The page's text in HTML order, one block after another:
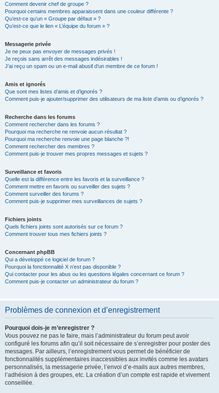
Comment devenir chef de groupe ?
Pourquoi certains membres apparaissent dans une couleur différente ?
Qu’est-ce qu’un « Groupe par défaut » ?
Qu’est-ce que le lien « L’équipe du forum » ?
Messagerie privée
Je ne peux pas envoyer de messages privés !
Je reçois sans arrêt des messages indésirables !
J’ai reçu un spam ou un e-mail abusif d’un membre de ce forum !
Amis et ignorés
Que sont mes listes d’amis et d’ignorés ?
Comment puis-je ajouter/supprimer des utilisateurs de ma liste d’amis ou d’ignorés ?
Recherche dans les forums
Comment rechercher dans les forums ?
Pourquoi ma recherche ne renvoie aucun résultat ?
Pourquoi ma recherche renvoie une page blanche ?!
Comment rechercher des membres ?
Comment puis-je trouver mes propres messages et sujets ?
Surveillance et favoris
Quelle est la différence entre les favoris et la surveillance ?
Comment mettre en favoris ou surveiller des sujets ?
Comment surveiller des forums ?
Comment puis-je supprimer mes surveillances de sujets ?
Fichiers joints
Quels fichiers joints sont autorisés sur ce forum ?
Comment trouver tous mes fichiers joints ?
Concernant phpBB
Qui a développé ce logiciel de forum ?
Pourquoi la fonctionnalité X n’est pas disponible ?
Qui contacter pour les abus ou les questions légales concernant ce forum ?
Comment puis-je contacter un administrateur du forum ?
Problèmes de connexion et d’enregistrement
Pourquoi dois-je m’enregistrer ?
Vous pouvez ne pas le faire, mais l’administrateur du forum peut avoir
configuré les forums afin qu’il soit nécessaire de s’enregistrer pour poster des
messages. Par ailleurs, l’enregistrement vous permet de bénéficier de
fonctionnalités supplémentaires inaccessibles aux invités comme les avatars
personnalisés, la messagerie privée, l’envoi d’e-mails aux autres membres,
l’adhésion à des groupes, etc. La création d’un compte est rapide et vivement
conseillée.